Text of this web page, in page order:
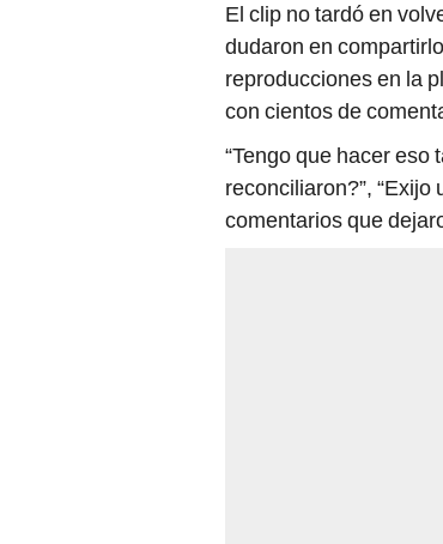
El clip no tardó en
dudaron en
reproducciones en la
con cientos de
“Tengo que hacer eso
reconciliaron?”,
comentarios que